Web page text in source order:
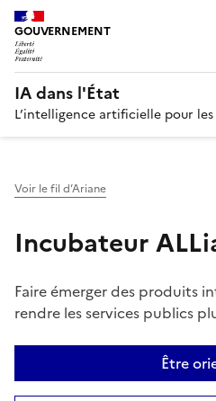
GOUVERNEMENT
IA dans l'État
L’intelligence artificielle pour
Voir le fil d’Ariane
Incubateur
Faire émerger des produits
rendre les services publics
Être